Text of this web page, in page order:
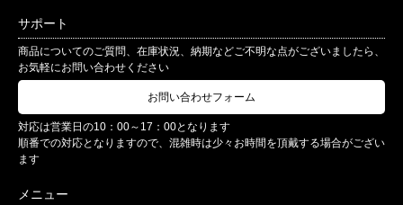
サポート
商品についてのご質問、在庫状況、納期などご不明な点がございましたら、
お気軽にお問い合わせください
お問い合わせフォーム
対応は営業日の10：00～17：00となります
順番での対応となりますので、混雑時は少々お時間を頂戴する場合がござい
ます